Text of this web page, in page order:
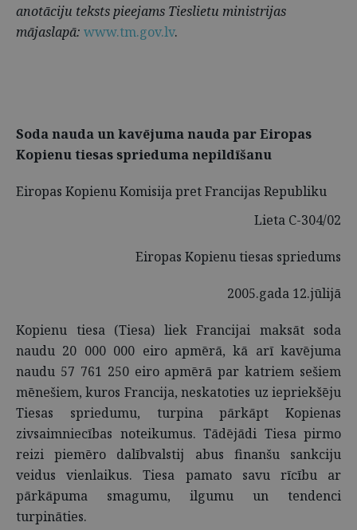
anotāciju teksts pieejams Tieslietu ministrijas
mājaslapā: www.tm.gov.lv.
Soda nauda un kavējuma nauda par Eiropas
Kopienu tiesas sprieduma nepildīšanu
Eiropas Kopienu Komisija pret Francijas Republiku
Lieta C-304/02
Eiropas Kopienu tiesas spriedums
2005.gada 12.jūlijā
Kopienu tiesa (Tiesa) liek Francijai maksāt soda
naudu 20 000 000 eiro apmērā, kā arī kavējuma
naudu 57 761 250 eiro apmērā par katriem sešiem
mēnešiem, kuros Francija, neskatoties uz iepriekšēju
Tiesas spriedumu, turpina pārkāpt Kopienas
zivsaimniecības noteikumus. Tādējādi Tiesa pirmo
reizi piemēro dalībvalstij abus finanšu sankciju
veidus vienlaikus. Tiesa pamato savu rīcību ar
pārkāpuma smagumu, ilgumu un tendenci
turpināties.